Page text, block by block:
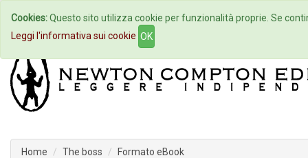
Home Autori Eventi
Home The boss Formato eBook
Cookies:Questo sito utilizza cookie per funzionalità proprie. Se
Leggi l'informativa sui cookie OK